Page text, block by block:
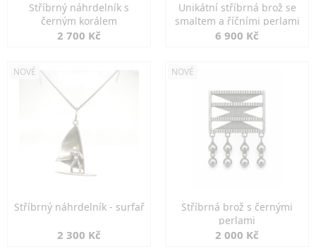
Stříbrný náhrdelník s
černým korálem
2 700 Kč
Unikátní stříbrná brož se
smaltem a říčními perlami
6 900 Kč
NOVÉ
Stříbrný náhrdelník - surfař
2 300 Kč
NOVÉ
Stříbrná brož s černými
perlami
2 000 Kč